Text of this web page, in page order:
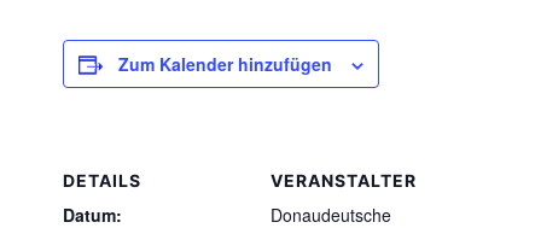
Zum Kalender hinzufügen
DETAILS
Datum:
VERANSTALTER
Donaudeutsche